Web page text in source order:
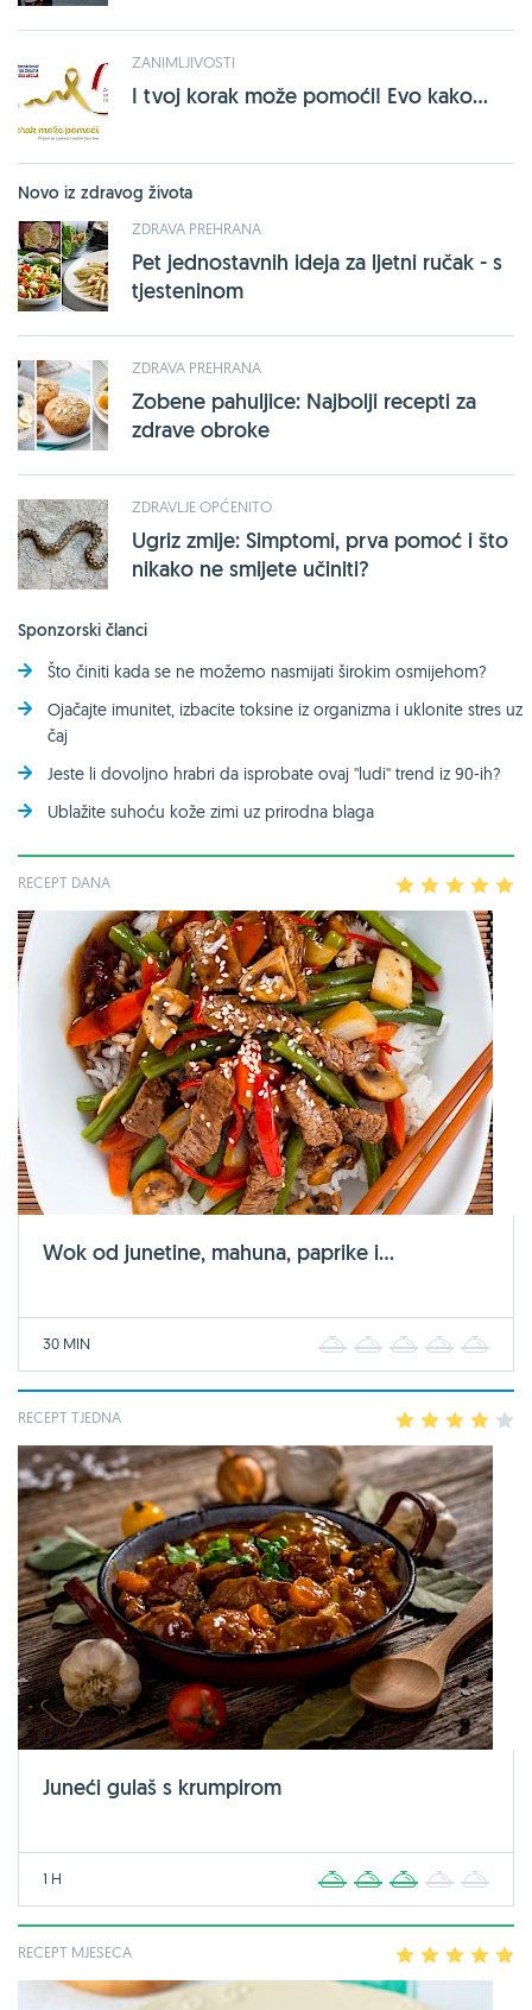
ZANIMLJIVOSTI
I tvoj korak može pomoći! Evo kako...
Novo iz zdravog života
ZDRAVA PREHRANA
Pet jednostavnih ideja za ljetni ručak - s
tjesteninom
ZDRAVA PREHRANA
Zobene pahuljice: Najbolji recepti za
zdrave obroke
ZDRAVLJE OPĆENITO
Ugriz zmije: Simptomi, prva pomoć i što
nikako ne smijete učiniti?
Sponzorski članci
Što činiti kada se ne možemo nasmijati širokim osmijehom?
Ojačajte imunitet, izbacite toksine iz organizma i uklonite stres uz
čaj
Jeste li dovoljno hrabri da isprobate ovaj ''ludi'' trend iz 90-ih?
Ublažite suhoću kože zimi uz prirodna blaga
RECEPT DANA 2 3 4
Wok od junetine, mahuna, paprike i...
30 MIN 2 3 4
RECEPT TJEDNA 2 3 4
Juneći gulaš s krumpirom
1 H 2 3 4
RECEPT MJESECA 2 3 4